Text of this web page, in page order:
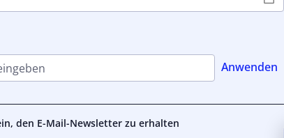
Anwenden
den E-Mail-Newsletter zu erhalten